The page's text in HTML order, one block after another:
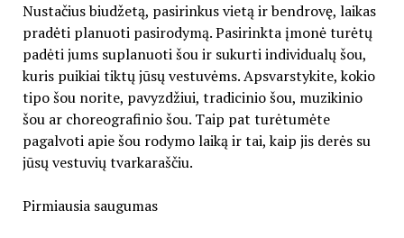
Nustačius biudžetą, pasirinkus vietą ir bendrovę, laikas
pradėti planuoti pasirodymą. Pasirinkta įmonė turėtų
padėti jums suplanuoti šou ir sukurti individualų šou,
kuris puikiai tiktų jūsų vestuvėms. Apsvarstykite, kokio
tipo šou norite, pavyzdžiui, tradicinio šou, muzikinio
šou ar choreografinio šou. Taip pat turėtumėte
pagalvoti apie šou rodymo laiką ir tai, kaip jis derės su
jūsų vestuvių tvarkaraščiu.
Pirmiausia saugumas